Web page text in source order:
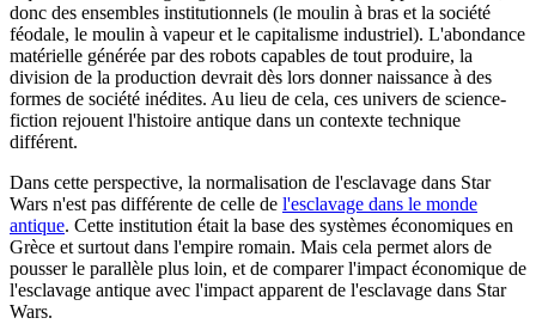
donc des ensembles institutionnels (le moulin à bras et la société
féodale, le moulin à vapeur et le capitalisme industriel). L'abondance
matérielle générée par des robots capables de tout produire, la
division de la production devrait dès lors donner naissance à des
formes de société inédites. Au lieu de cela, ces univers de science-
fiction rejouent l'histoire antique dans un contexte technique
différent.
Dans cette perspective, la normalisation de l'esclavage dans Star
Wars n'est pas différente de celle de l'esclavage dans le monde
antique. Cette institution était la base des systèmes économiques en
Grèce et surtout dans l'empire romain. Mais cela permet alors de
pousser le parallèle plus loin, et de comparer l'impact économique de
l'esclavage antique avec l'impact apparent de l'esclavage dans Star
Wars.